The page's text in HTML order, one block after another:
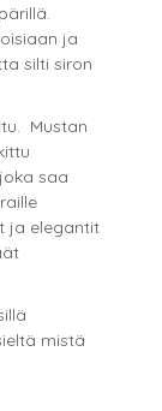
ja
silti siron
Mustan
saa
ja elegantit
mistä